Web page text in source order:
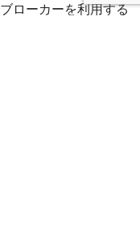
ローカーを利用する